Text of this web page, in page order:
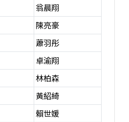
翁晨翔
陳亮豪
蕭羽彤
卓渝翔
林柏森
黃紹綺
賴世媛